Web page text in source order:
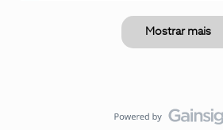
Mostrar mais